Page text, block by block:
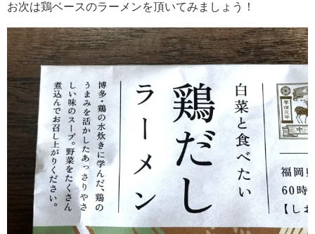
お次は鶏ベースのラーメンを頂いてみましょう！